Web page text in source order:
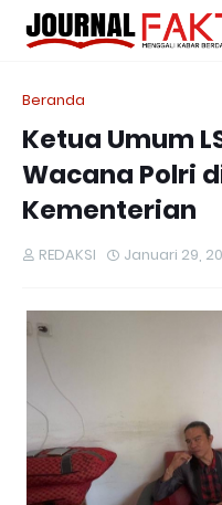
Beranda
Ketua Umum
Wacana Polri
Kementerian
REDAKSI Januari 29,